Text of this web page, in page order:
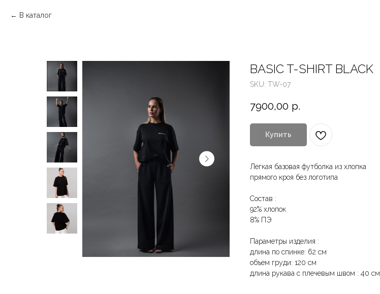
В каталог
BASIC T-SHIRT BLACK
SKU: TW-07
7900,00 р.
Купить
Легкая базовая футболка из хлопка
прямого кроя без логотипа
Состав :
92% хлопок
8% ПЭ
Параметры изделия :
длина по спинке: 62 см
объем груди: 120 см
длина рукава с плечевым швом : 40 см